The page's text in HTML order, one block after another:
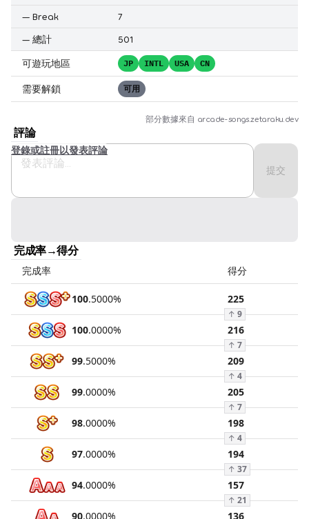
— Break
7
— 總計 501
可遊玩地區 JP INTL USA CN
需要解鎖 可用
部分數據來自 arcade-songs.zetaraku.dev
評論
提交
登錄或註冊以發表評論
完成率→得分
完成率 得分
100.5000% 225
↑ 9
100.0000% 216
↑ 7
99.5000% 209
↑ 4
99.0000% 205
↑ 7
98.0000% 198
↑ 4
97.0000% 194
↑ 37
94.0000% 157
↑ 21
90.0000% 136